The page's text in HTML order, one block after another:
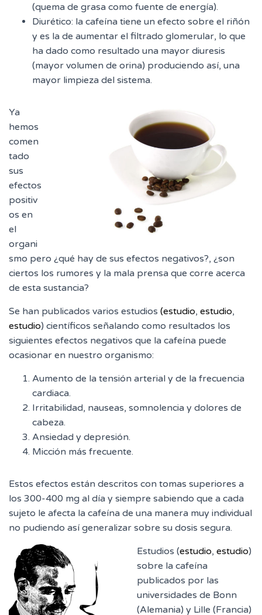
(quema de grasa como fuente de energía).
Diurético: la cafeína tiene un efecto sobre el riñón
y es la de aumentar el filtrado glomerular, lo que
ha dado como resultado una mayor diuresis
(mayor volumen de orina) produciendo así, una
mayor limpieza del sistema.
Ya
hemos
comen
tado
sus
efectos
positiv
os en
el
organi
smo pero ¿qué hay de sus efectos negativos?, ¿son
ciertos los rumores y la mala prensa que corre acerca
de esta sustancia?
Se han publicados varios estudios (estudio, estudio,
estudio) científicos señalando como resultados los
siguientes efectos negativos que la cafeína puede
ocasionar en nuestro organismo:
Aumento de la tensión arterial y de la frecuencia
cardiaca.
Irritabilidad, nauseas, somnolencia y dolores de
cabeza.
Ansiedad y depresión.
Micción más frecuente.
Estos efectos están descritos con tomas superiores a
los 300-400 mg al día y siempre sabiendo que a cada
sujeto le afecta la cafeína de una manera muy individual
no pudiendo así generalizar sobre su dosis segura.
Estudios (estudio, estudio)
sobre la cafeína
publicados por las
universidades de Bonn
(Alemania) y Lille (Francia)